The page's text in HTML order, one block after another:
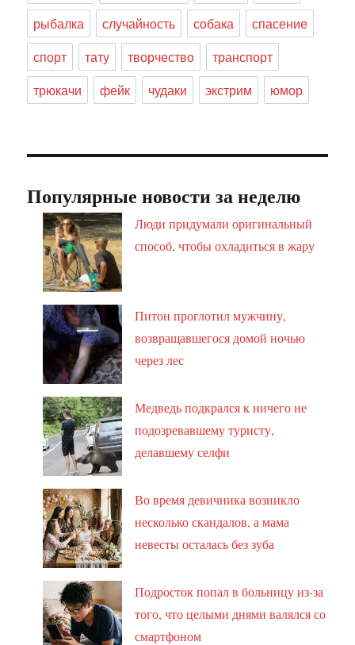
рыбалка
случайность собака
спасение
спорт
тату творчество
транспорт
трюкачи
фейк чудаки экстрим юмор
Популярные новости за неделю
Люди придумали оригинальный
способ, чтобы охладиться в жару
Питон проглотил мужчину,
возвращавшегося домой ночью
через лес
Медведь подкрался к ничего не
подозревавшему туристу,
делавшему селфи
Во время девичника возникло
несколько скандалов, а мама
невесты осталась без зуба
Подросток попал в больницу из-за
того, что целыми днями валялся со
смартфоном